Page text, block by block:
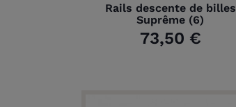
Rails descente de billes
Suprême (6)
73,50 €